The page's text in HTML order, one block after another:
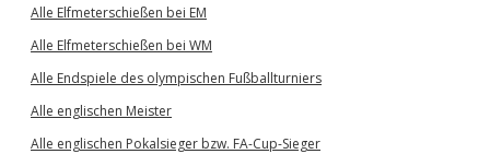
Alle Elfmeterschießen bei EM
Alle Elfmeterschießen bei WM
Alle Endspiele des olympischen Fußballturniers
Alle englischen Meister
Alle englischen Pokalsieger bzw. FA-Cup-Sieger